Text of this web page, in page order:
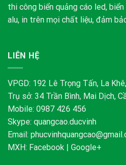
thi công biển quảng cáo led,
alu, in trên mọi chất liệu, đảm
LIÊN HỆ
VPGD: 192 Lê Trọng Tấn, La
Trụ sở: 34 Trần Bình, Mai Dịch,
Mobile: 0987 426 456
Skype: quangcao.ducvinh
Email:
MXH: Facebook Google+